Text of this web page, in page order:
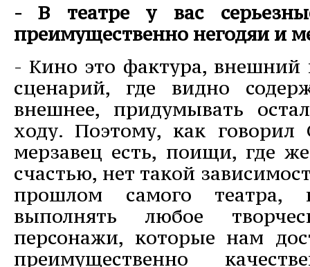
- В театре у вас
преимущественно негодяи и
- Кино это фактура, внешний
сценарий, где видно
внешнее, придумывать
ходу. Поэтому, как говорил
мерзавец есть, поищи, где
счастью, нет такой
прошлом самого театра,
выполнять любое
персонажи, которые нам
преимущественно